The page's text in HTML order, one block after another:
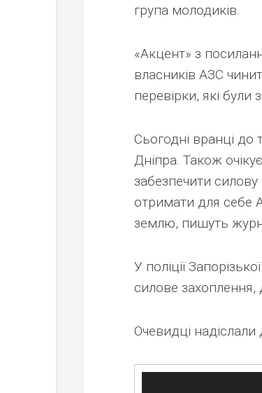
група молодиків.
«Акцент» з
власників АЗС
перевірки, які
Сьогодні вранці до
Дніпра. Також
забезпечити силову
отримати для себе
землю, пишуть
У поліції
силове захоплення,
Очевидці надіслали